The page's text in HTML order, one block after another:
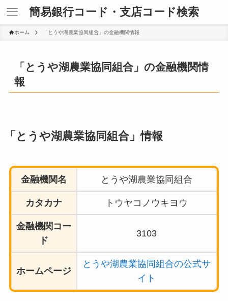
簡易銀行コード・支店コード検索
ホーム 「とうや湖農業協同組合」の金融機関情報
「とうや湖農業協同組合」の金融機関情
報
「とうや湖農業協同組合」情報
金融機関名 とうや湖農業協同組合
カタカナ トウヤコノウキヨウ
金融機関コー
ド
3103
ホームページ
とうや湖農業協同組合の公式サ
イト